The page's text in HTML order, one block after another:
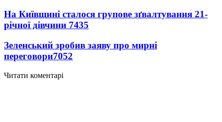
На Київщині сталося групове зґвалтування 21-
річної дівчини 7435
Зеленський зробив заяву про мирні
переговори7052
Читати коментарі